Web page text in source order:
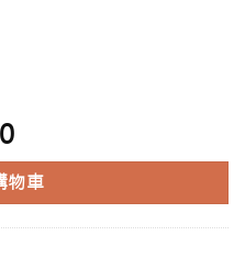
。
目
前
價
格：
NT$15000。
物車